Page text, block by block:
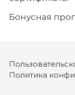
Бонусная
Политика